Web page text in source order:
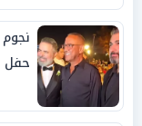
حفل